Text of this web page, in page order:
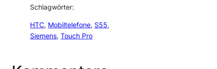
Schlagwörter:
HTC, Mobiltelefone, S55
Siemens, Touch Pro